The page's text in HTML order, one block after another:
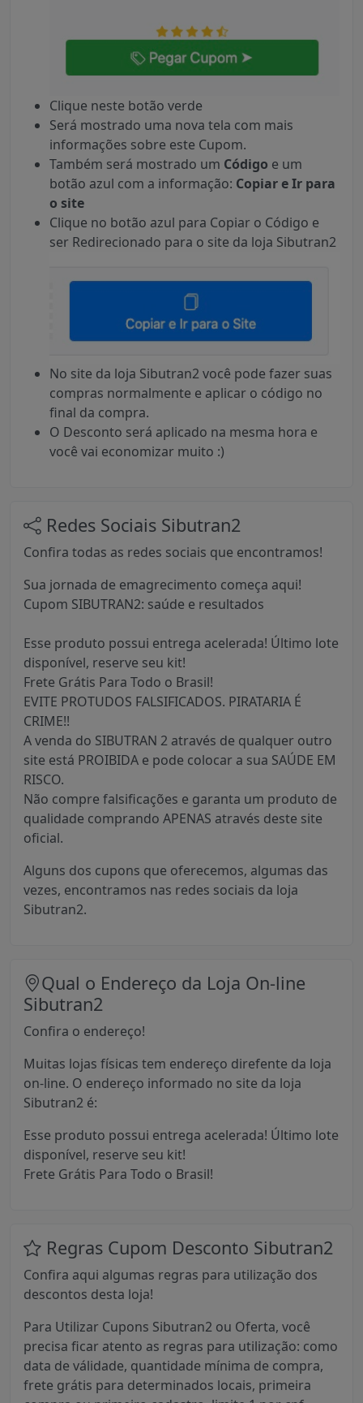
Clique neste botão verde
Será mostrado uma nova tela com mais
informações sobre este Cupom.
Também será mostrado um Código e um
botão azul com a informação: Copiar e Ir para
o site
Clique no botão azul para Copiar o Código e
ser Redirecionado para o site da loja Sibutran2
No site da loja Sibutran2 você pode fazer suas
compras normalmente e aplicar o código no
final da compra.
O Desconto será aplicado na mesma hora e
você vai economizar muito :)
Redes Sociais Sibutran2
Confira todas as redes sociais que encontramos!
Sua jornada de emagrecimento começa aqui!
Cupom SIBUTRAN2: saúde e resultados
Esse produto possui entrega acelerada! Último lote
disponível, reserve seu kit!
Frete Grátis Para Todo o Brasil!
EVITE PROTUDOS FALSIFICADOS. PIRATARIA É
CRIME!!
A venda do SIBUTRAN 2 através de qualquer outro
site está PROIBIDA e pode colocar a sua SAÚDE EM
RISCO.
Não compre falsificações e garanta um produto de
qualidade comprando APENAS através deste site
oficial.
Alguns dos cupons que oferecemos, algumas das
vezes, encontramos nas redes sociais da loja
Sibutran2.
Qual o Endereço da Loja On-line
Sibutran2
Confira o endereço!
Muitas lojas físicas tem endereço direfente da loja
on-line. O endereço informado no site da loja
Sibutran2 é:
Esse produto possui entrega acelerada! Último lote
disponível, reserve seu kit!
Frete Grátis Para Todo o Brasil!
Regras Cupom Desconto Sibutran2
Confira aqui algumas regras para utilização dos
descontos desta loja!
Para Utilizar Cupons Sibutran2 ou Oferta, você
precisa ficar atento as regras para utilização: como
data de válidade, quantidade mínima de compra,
frete grátis para determinados locais, primeira